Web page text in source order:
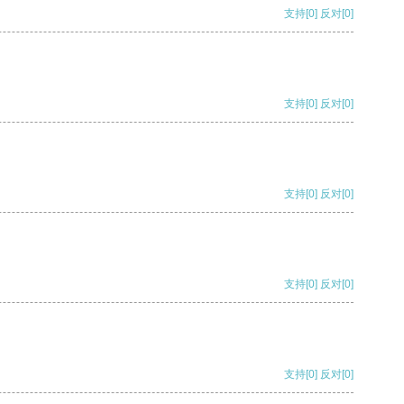
支持[0] 反对[0]
支持[0] 反对[0]
支持[0] 反对[0]
支持[0] 反对[0]
支持[0] 反对[0]